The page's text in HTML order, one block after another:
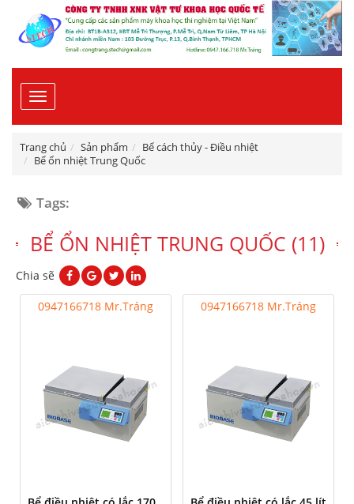
Toggle
navigation
Trang chủ Sản phẩm
Bể cách thủy - Điều nhiệt
Bể ổn nhiệt Trung Quốc
Tags:
BỂ ỔN NHIỆT TRUNG QUỐC (11)
Chia sẽ
0947166718 Mr.Tráng 0947166718 Mr.Tráng